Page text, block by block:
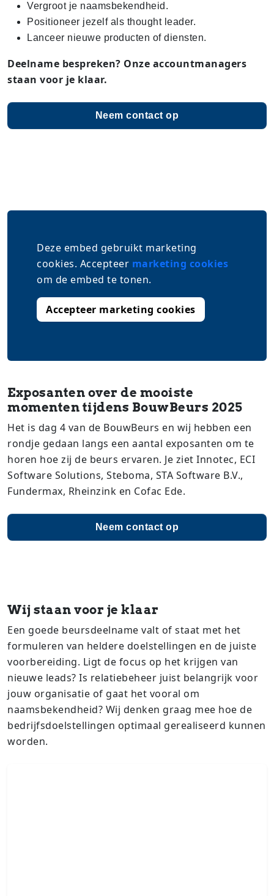
Vergroot je naamsbekendheid.
Positioneer jezelf als thought leader.
Lanceer nieuwe producten of diensten.
Deelname bespreken? Onze accountmanagers
staan voor je klaar.
Neem contact op
Deze embed gebruikt marketing
cookies. Accepteer marketing cookies
om de embed te tonen.
Accepteer marketing cookies
Exposanten over de mooiste
momenten tijdens BouwBeurs 2025
Het is dag 4 van de BouwBeurs en wij hebben een
rondje gedaan langs een aantal exposanten om te
horen hoe zij de beurs ervaren. Je ziet Innotec, ECI
Software Solutions, Steboma, STA Software B.V.,
Fundermax, Rheinzink en Cofac Ede.
Neem contact op
Wij staan voor je klaar
Een goede beursdeelname valt of staat met het
formuleren van heldere doelstellingen en de juiste
voorbereiding. Ligt de focus op het krijgen van
nieuwe leads? Is relatiebeheer juist belangrijk voor
jouw organisatie of gaat het vooral om
naamsbekendheid? Wij denken graag mee hoe de
bedrijfsdoelstellingen optimaal gerealiseerd kunnen
worden.